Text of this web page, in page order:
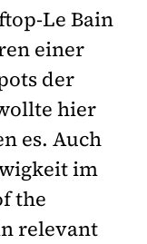
Le Bain
einer
der
hier
es. Auch
im
the
relevant